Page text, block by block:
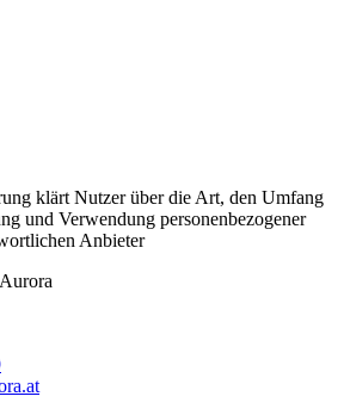
klärt Nutzer über die Art, den Umfang
und Verwendung personenbezogener
Anbieter